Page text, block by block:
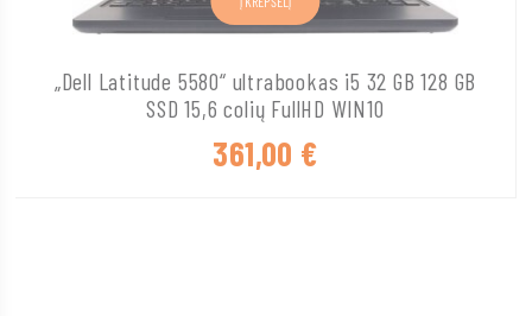
„Dell Latitude 5580“ ultrabookas i5 32 GB 128 GB
SSD 15,6 colių FullHD WIN10
361,00 €